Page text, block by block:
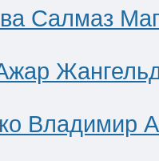
Салмаз
Владимир